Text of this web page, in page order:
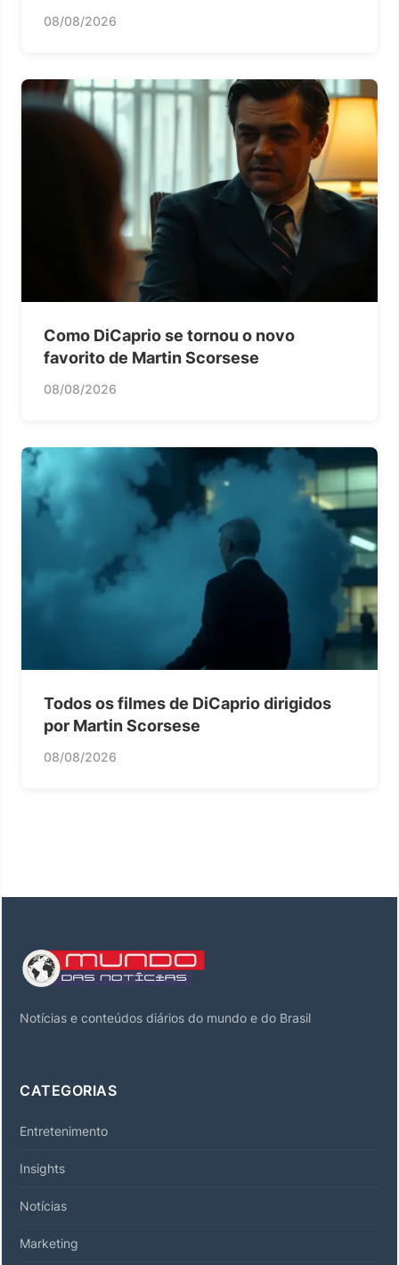
08/08/2026
Como DiCaprio se tornou o novo
favorito de Martin Scorsese
08/08/2026
Todos os filmes de DiCaprio dirigidos
por Martin Scorsese
08/08/2026
Notícias e conteúdos diários do mundo e do Brasil
CATEGORIAS
Entretenimento
Insights
Notícias
Marketing